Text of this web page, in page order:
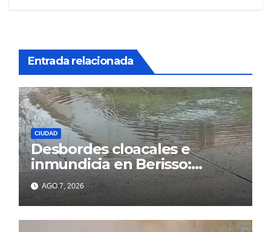
Entrada relacionada
CIUDAD
Desbordes cloacales e
inmundicia en Berisso:
colapso de la red en la calle
14AGO 7, 2026